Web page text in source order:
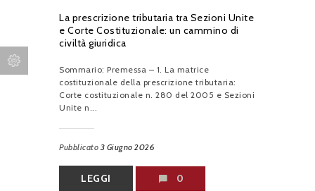
La prescrizione tributaria tra Sezioni Unite
e Corte Costituzionale: un cammino di
civiltà giuridica
Sommario: Premessa – 1. La matrice
costituzionale della prescrizione tributaria:
Corte costituzionale n. 280 del 2005 e Sezioni
Unite n...
Pubblicato 3 Giugno 2026
LEGGI 0